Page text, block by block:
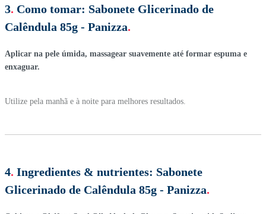
3. Como tomar: Sabonete Glicerinado de
Calêndula 85g - Panizza.
Aplicar na pele úmida, massagear suavemente até formar espuma e
enxaguar.
Utilize pela manhã e à noite para melhores resultados.
4. Ingredientes & nutrientes: Sabonete
Glicerinado de Calêndula 85g - Panizza.